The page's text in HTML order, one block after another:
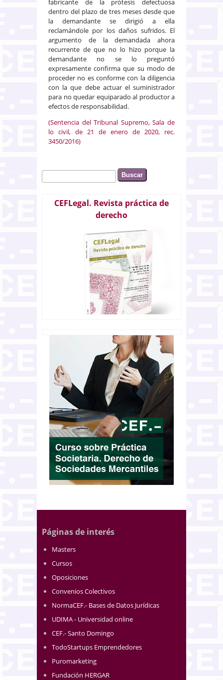
dentro del plazo de tres meses desde que
la demandante se dirigió a ella
reclamándole por los daños sufridos. El
argumento de la demandada ahora
recurrente de que no lo hizo porque la
demandante no se lo preguntó
expresamente confirma que su modo de
proceder no es conforme con la diligencia
con la que debe actuar el suministrador
para no quedar equiparado al productor a
efectos de responsabilidad.
(Sentencia del Tribunal Supremo, Sala de
lo civil, de 21 de enero de 2020, rec.
3450/2016)
Formulario de búsqueda
Buscar
CEFLegal. Revista práctica de
derecho
Páginas de interés
Masters
Cursos
Oposiciones
Convenios Colectivos
NormaCEF.- Bases de Datos Jurídicas
UDIMA - Universidad online
CEF.- Santo Domingo
TodoStartups Emprendedores
Puromarketing
Fundación HERGAR